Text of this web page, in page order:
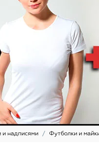
и надписями Футболки и